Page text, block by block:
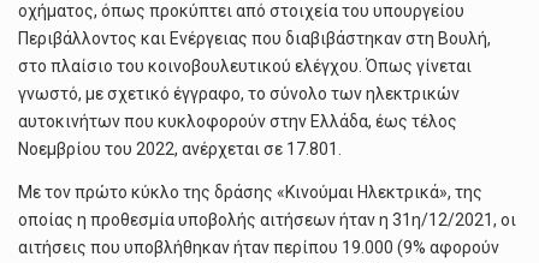
οχήματος, όπως προκύπτει από στοιχεία του υπουργείου
Περιβάλλοντος και Ενέργειας που διαβιβάστηκαν στη Βουλή,
στο πλαίσιο του κοινοβουλευτικού ελέγχου. Όπως γίνεται
γνωστό, με σχετικό έγγραφο, το σύνολο των ηλεκτρικών
αυτοκινήτων που κυκλοφορούν στην Ελλάδα, έως τέλος
Νοεμβρίου του 2022, ανέρχεται σε 17.801.
Με τον πρώτο κύκλο της δράσης «Κινούμαι Ηλεκτρικά», της
οποίας η προθεσμία υποβολής αιτήσεων ήταν η 31η/12/2021, οι
αιτήσεις που υποβλήθηκαν ήταν περίπου 19.000 (9% αφορούν